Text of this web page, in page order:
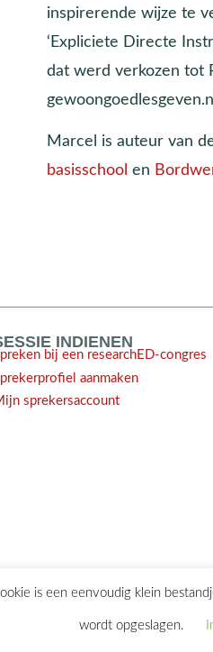
inspirerende wijze te
‘Expliciete Directe
dat werd verkozen tot
Marcel is auteur van
basisschool en
INDIENEN
bij een researchED-congres
aanmaken
sprekersaccount
contact@researchED.eu
is een eenvoudig klein
wordt opgeslagen.